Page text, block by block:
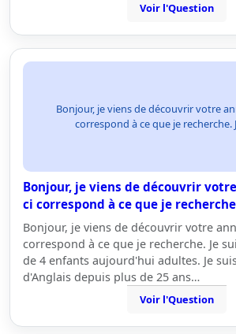
Voir l'Question
Bonjour, je viens de découvrir votre
correspond à ce que je recherche.
Bonjour, je viens de découvrir
ci correspond à ce que je
Bonjour, je viens de découvrir votre
correspond à ce que je recherche. Je
de 4 enfants aujourd'hui adultes. Je
d'Anglais depuis plus de 25 ans…
Voir l'Question